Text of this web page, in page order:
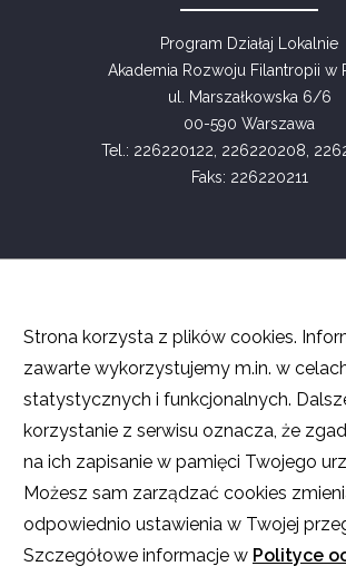
Program Działaj Lokalnie
Akademia Rozwoju Filantropii w
ul. Marszałkowska 6/6
00-590 Warszawa
Tel.: 226220122, 226220208,
Faks: 226220211
COPYRIGHT
Akademia Rozwoju Filantropii w
2016
Projekt i realizacja
O ile nie stwierdzono inaczej, teksty na stronie są
Creative Commons Uznanie autorstwa – Użycie
samych warunkach.
Strona korzysta z plików cookies.
zawarte wykorzystujemy m.in. w
statystycznych i funkcjonalnych.
korzystanie z serwisu oznacza, że
na ich zapisanie w pamięci Twojego
Możesz sam zarządzać cookies
odpowiednio ustawienia w Twojej
Szczegółowe informacje w Polityce